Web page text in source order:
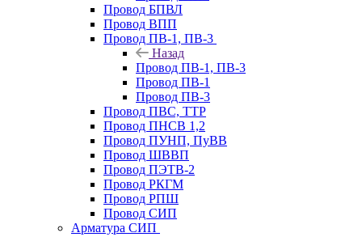
Провод БПВЛ
Провод ВПП
Провод ПВ-1, ПВ-3
Назад
Провод ПВ-1, ПВ-3
Провод ПВ-1
Провод ПВ-3
Провод ПВС, ТТР
Провод ПНСВ 1,2
Провод ПУНП, ПуВВ
Провод ШВВП
Провод ПЭТВ-2
Провод РКГМ
Провод РПШ
Провод СИП
Арматура СИП